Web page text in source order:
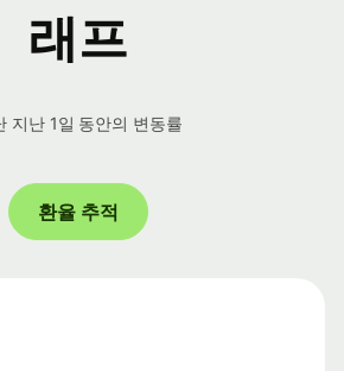
래프
지난 1일 동안의 변동률
환율 추적